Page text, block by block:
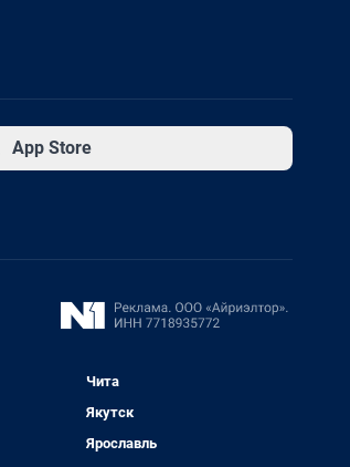
App Store
Чита
Якутск
Ярославль